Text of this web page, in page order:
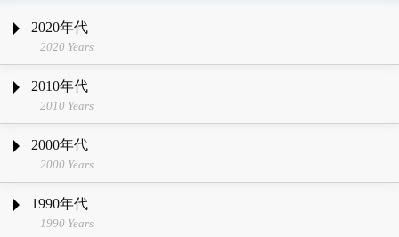
2020年代
2020 Years
2010年代
2010 Years
2000年代
2000 Years
1990年代
1990 Years